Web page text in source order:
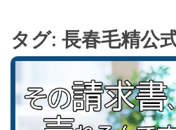
タグ: 長春毛精公